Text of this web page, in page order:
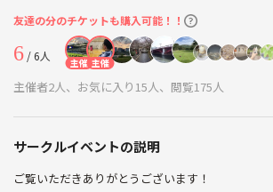
友達の分のチケットも購入可能！！
6/ 6人 主催 主催
主催者2人、お気に入り15人、閲覧175人
サークルイベントの説明
ご覧いただきありがとうございます！